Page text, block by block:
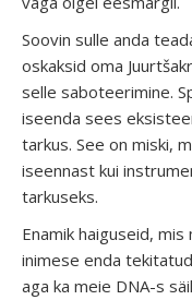
Soovin sulle anda
oskaksid oma
selle saboteerimine.
iseenda sees
tarkus. See on miski,
iseennast kui
tarkuseks.
Enamik haiguseid,
inimese enda
aga ka meie DNA-s